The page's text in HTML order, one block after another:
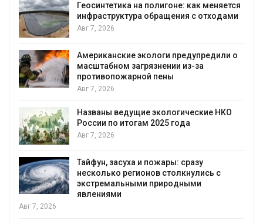
Геосинтетика на полигоне: как меняется
инфраструктура обращения с отходами
Авг 7, 2026
Американские экологи предупредили о
масштабном загрязнении из-за
противопожарной пены
Авг 7, 2026
Названы ведущие экологические НКО
России по итогам 2025 года
Авг 7, 2026
Тайфун, засуха и пожары: сразу
несколько регионов столкнулись с
экстремальными природными
явлениями
Авг 7, 2026